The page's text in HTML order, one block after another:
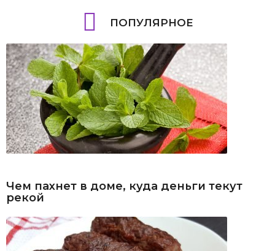
ПОПУЛЯРНОЕ
Чем пахнет в доме, куда деньги текут
рекой